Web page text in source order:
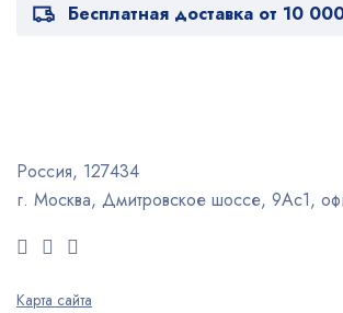
Бесплатная доставка от 10
Россия, 127434
г. Москва, Дмитровское шоссе, 9Ас1,
Карта сайта